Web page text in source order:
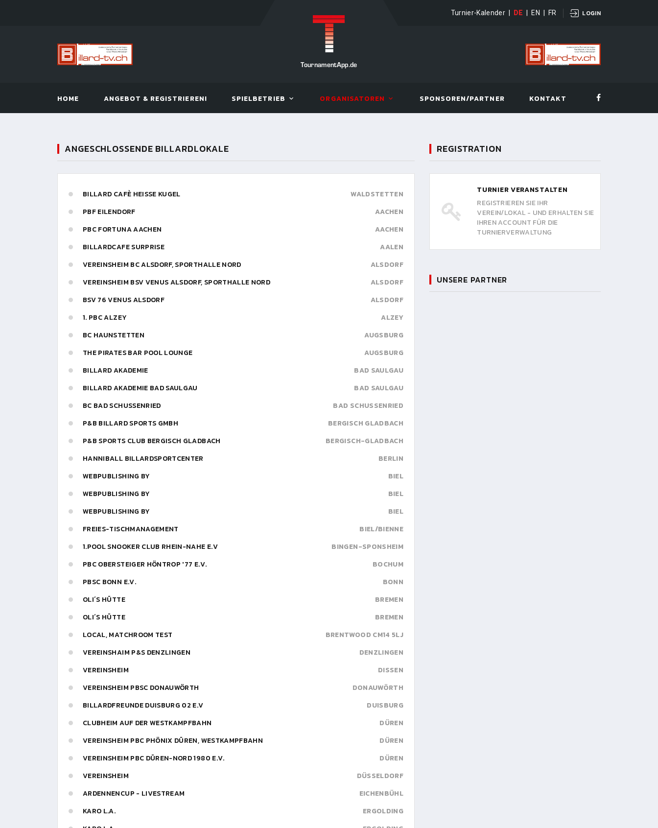
Turnier-Kalender DE EN FR LOGIN
TournamentApp.de
HOME ANGEBOT & REGISTRIEREN! SPIELBETRIEB ORGANISATOREN SPONSOREN/PARTNER KONTAKT
REGISTRATION
TURNIER VERANSTALTEN
REGISTRIEREN SIE IHR
VEREIN/LOKAL - UND ERHALTEN SIE
IHREN ACCOUNT FÜR DIE
TURNIERVERWALTUNG
UNSERE PARTNER
ANGESCHLOSSENDE BILLARDLOKALE
BILLARD CAFÈ HEISSE KUGEL
WALDSTETTEN
PBF EILENDORF
AACHEN
PBC FORTUNA AACHEN
AACHEN
BILLARDCAFE SURPRISE
AALEN
VEREINSHEIM BC ALSDORF, SPORTHALLE NORD
ALSDORF
VEREINSHEIM BSV VENUS ALSDORF, SPORTHALLE NORD
ALSDORF
BSV 76 VENUS ALSDORF
ALSDORF
1. PBC ALZEY
ALZEY
BC HAUNSTETTEN
AUGSBURG
THE PIRATES BAR POOL LOUNGE
AUGSBURG
BILLARD AKADEMIE
BAD SAULGAU
BILLARD AKADEMIE BAD SAULGAU
BAD SAULGAU
BC BAD SCHUSSENRIED
BAD SCHUSSENRIED
P&B BILLARD SPORTS GMBH
BERGISCH GLADBACH
P&B SPORTS CLUB BERGISCH GLADBACH
BERGISCH-GLADBACH
HANNIBALL BILLARDSPORTCENTER
BERLIN
WEBPUBLISHING BY
BIEL
WEBPUBLISHING BY
BIEL
WEBPUBLISHING BY
BIEL
FREIES-TISCHMANAGEMENT
BIEL/BIENNE
1.POOL SNOOKER CLUB RHEIN-NAHE E.V
BINGEN-SPONSHEIM
PBC OBERSTEIGER HÖNTROP '77 E.V.
BOCHUM
PBSC BONN E.V.
BONN
OLI´S HÜTTE
BREMEN
OLI´S HÜTTE
BREMEN
LOCAL, MATCHROOM TEST
BRENTWOOD CM14 5LJ
VEREINSHAIM P&S DENZLINGEN
DENZLINGEN
VEREINSHEIM
DISSEN
VEREINSHEIM PBSC DONAUWÖRTH
DONAUWÖRTH
BILLARDFREUNDE DUISBURG 02 E.V
DUISBURG
CLUBHEIM AUF DER WESTKAMPFBAHN
DÜREN
VEREINSHEIM PBC PHÖNIX DÜREN, WESTKAMPFBAHN
DÜREN
VEREINSHEIM PBC DÜREN-NORD 1980 E.V.
DÜREN
VEREINSHEIM
DÜSSELDORF
ARDENNENCUP - LIVESTREAM
EICHENBÜHL
KARO L.A.
ERGOLDING